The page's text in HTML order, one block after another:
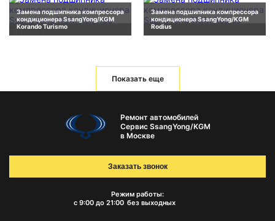
Замена подшипника компрессора
кондиционера SsangYong/KGM
Korando Turismo
Замена подшипника компрессора
кондиционера SsangYong/KGM
Rodius
Показать еще
Ремонт автомобилей
Сервис SsangYong/KGM
в Москве
Режим работы:
с 9:00 до 21:00 без выходных
Заказать звонок